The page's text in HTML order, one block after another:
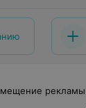
рекламы